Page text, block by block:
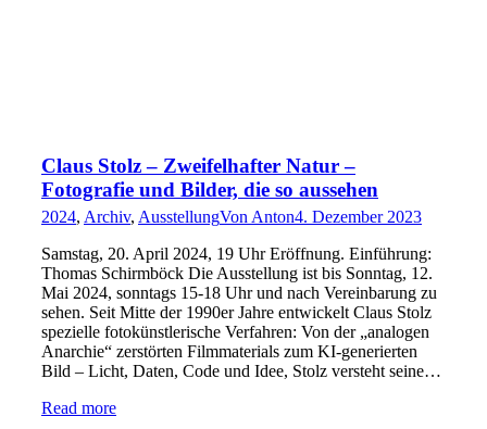
Claus Stolz – Zweifelhafter Natur –
Fotografie und Bilder, die so aussehen
2024, Archiv, AusstellungVon Anton4. Dezember 2023
Samstag, 20. April 2024, 19 Uhr Eröffnung. Einführung:
Thomas Schirmböck Die Ausstellung ist bis Sonntag, 12.
Mai 2024, sonntags 15-18 Uhr und nach Vereinbarung zu
sehen. Seit Mitte der 1990er Jahre entwickelt Claus Stolz
spezielle fotokünstlerische Verfahren: Von der „analogen
Anarchie“ zerstörten Filmmaterials zum KI-generierten
Bild – Licht, Daten, Code und Idee, Stolz versteht seine…
Read more